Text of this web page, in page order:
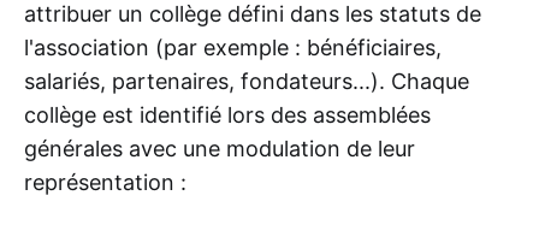
attribuer un collège défini dans les statuts de
l'association (par exemple : bénéficiaires,
salariés, partenaires, fondateurs...). Chaque
collège est identifié lors des assemblées
générales avec une modulation de leur
représentation :